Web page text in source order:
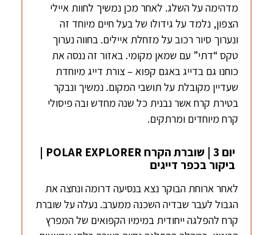
מדהימה על השלג. לאחר מכן נמשיך לחוות איילי
הצפון, נלמד על גידולו של בעל חיים מיוחד זה
ונערוך סיור רכוב על מזחלת איילים. בחווה נערוך
טקס “דתי” עם שמאן מקומי. באזור זה ננסה את
כוחנו גם בדייג באגם קפוא – צורת דייג מיוחדת
שעדיין מקובלת על תושבי המקום. נמשיך ונבקר
בטירת קרח אשר נבנית כל שנה מחדש ובה פיסולי
קרח מיוחדים ומרתקים.
יום 3 | שוברת הקרח POLAR EXPLORER |
ביקור בכפר דייגים
לאחר ארוחת הבוקר נצא בנסיעה דרומה ונחצה את
הגבול לעבר שבדיה השכנה ממערב. נעלה על שוברת
קרח להפלגה ייחודית במימיו הקפואים של המפרץ